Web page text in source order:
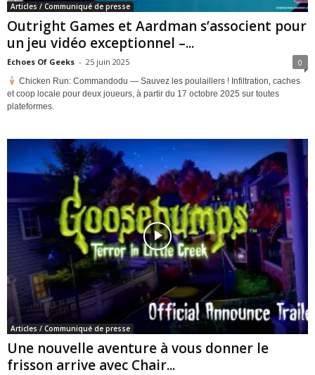
Articles / Communiqué de presse
Outright Games et Aardman s’associent pour
un jeu vidéo exceptionnel –...
Echoes Of Geeks - 25 juin 2025 0
Chicken Run: Commandodu — Sauvez les poulaillers ! Infiltration, caches
et coop locale pour deux joueurs, à partir du 17 octobre 2025 sur toutes
plateformes.
Articles / Communiqué de presse
Une nouvelle aventure à vous donner le
frisson arrive avec Chair...